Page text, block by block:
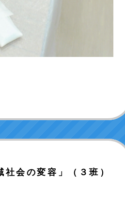
会の変容」（３班）